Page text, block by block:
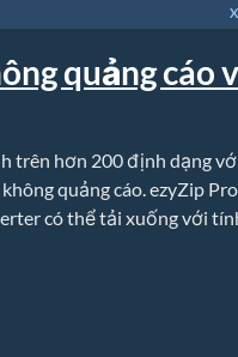
quảng cáo
trên hơn 200 định dạng
quảng cáo. ezyZip
có thể tải xuống với